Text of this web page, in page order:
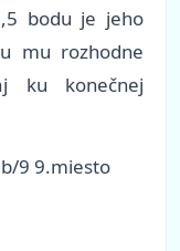
bodu je jeho
mu rozhodne
ku konečnej
9 9.miesto